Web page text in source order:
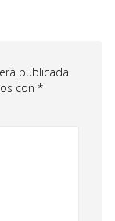
publicada.
con *